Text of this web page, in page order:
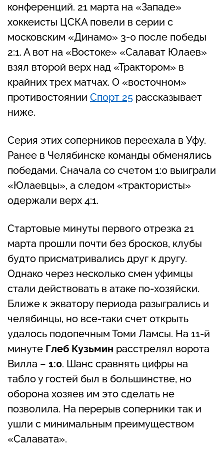
конференций. 21 марта на «Западе»
хоккеисты ЦСКА повели в серии с
московским «Динамо» 3-0 после победы
2:1. А вот на «Востоке» «Салават Юлаев»
взял второй верх над «Трактором» в
крайних трех матчах. О «восточном»
противостоянии Спорт 25 рассказывает
ниже.
Серия этих соперников переехала в Уфу.
Ранее в Челябинске команды обменялись
победами. Сначала со счетом 1:0 выиграли
«Юлаевцы», а следом «трактористы»
одержали верх 4:1.
Стартовые минуты первого отрезка 21
марта прошли почти без бросков, клубы
будто присматривались друг к другу.
Однако через несколько смен уфимцы
стали действовать в атаке по-хозяйски.
Ближе к экватору периода разыгрались и
челябинцы, но все-таки счет открыть
удалось подопечным Томи Ламсы. На 11-й
минуте Глеб Кузьмин расстрелял ворота
Вилла – 1:0. Шанс сравнять цифры на
табло у гостей был в большинстве, но
оборона хозяев им это сделать не
позволила. На перерыв соперники так и
ушли с минимальным преимуществом
«Салавата».